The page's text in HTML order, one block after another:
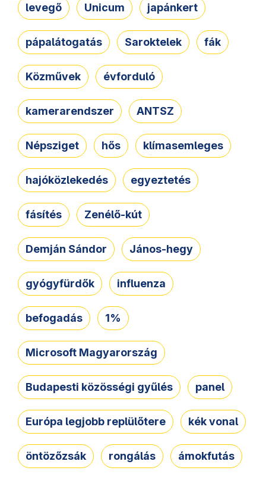
levegő Unicum japánkert
pápalátogatás Saroktelek fák
Közművek évforduló
kamerarendszer ANTSZ
Népsziget hős klímasemleges
hajóközlekedés egyeztetés
fásítés Zenélő-kút
Demján Sándor János-hegy
gyógyfürdők influenza
befogadás 1%
Microsoft Magyarország
Budapesti közösségi gyűlés panel
Európa legjobb replülőtere kék vonal
öntözőzsák rongálás ámokfutás